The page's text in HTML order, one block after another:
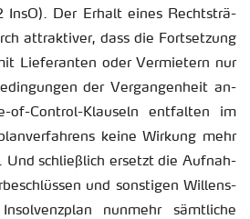
Der Er­halt eines Rechts­trä­
at­trak­ti­ver, dass die Fort­set­zung
Lie­fe­ran­ten oder Ver­mie­tern nur
der Ver­gan­gen­heit an­
of-Con­t­rol-Klau­seln ent­fal­ten im
keine Wir­kung mehr
Und schlie­ß­lich er­setzt die Auf­nah­
und sons­ti­gen Wil­lens­
nun­mehr sämt­li­che